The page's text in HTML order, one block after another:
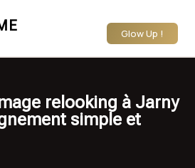
Glow Up !
relooking à Jarny
simple et